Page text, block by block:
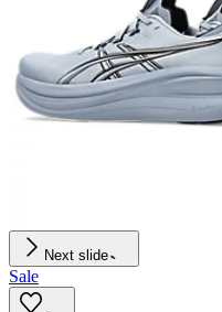
Next slide
Sale